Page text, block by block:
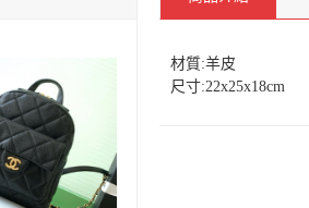
材質:羊皮
尺寸:22x25x18cm